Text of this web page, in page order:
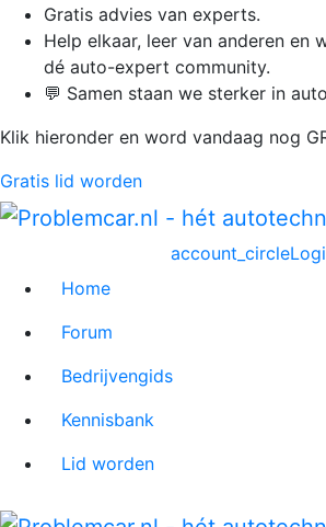
Gratis advies van experts.
Help elkaar, leer van anderen en
dé auto-expert community.
💬 Samen staan we sterker in
Klik hieronder en word vandaag nog
Gratis lid worden
account_circle
Home
Forum
Bedrijvengids
Kennisbank
Lid worden